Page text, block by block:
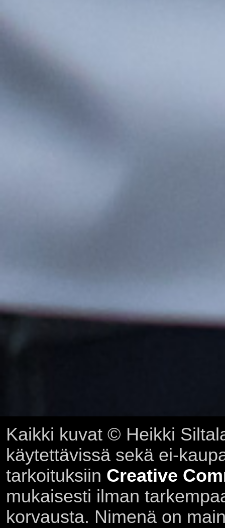
Kaikki kuvat © Heikki
käytettävissä sekä ei-
tarkoituksiin Creative
mukaisesti ilman
korvausta. Nimenä on